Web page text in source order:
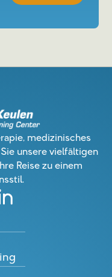
medizinisches
unsere vielfältigen
Reise zu einem